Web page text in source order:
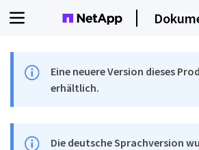
Eine neuere Version dieses
erhältlich.
Die deutsche Sprachversion